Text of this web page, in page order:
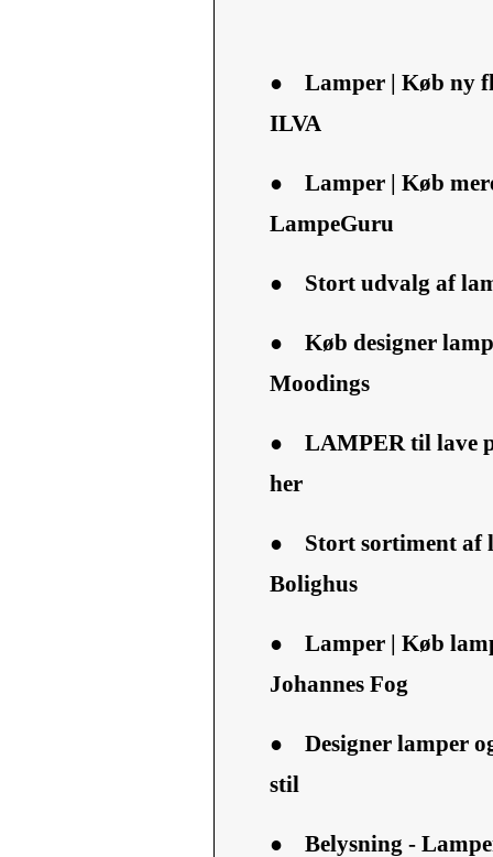
● Lamper | Køb ny
ILVA
● Lamper | Køb
LampeGuru
● Stort udvalg af
● Køb designer
Moodings
● LAMPER til lave
her
● Stort sortiment af
Bolighus
● Lamper | Køb
Johannes Fog
● Designer lamper
stil
● Belysning -